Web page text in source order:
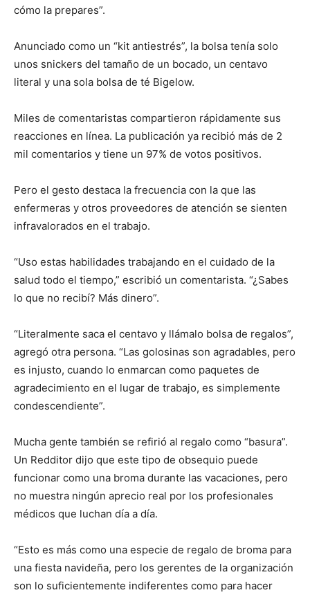
cómo la prepares”.
Anunciado como un “kit antiestrés”, la bolsa tenía solo
unos snickers del tamaño de un bocado, un centavo
literal y una sola bolsa de té Bigelow.
Miles de comentaristas compartieron rápidamente sus
reacciones en línea. La publicación ya recibió más de 2
mil comentarios y tiene un 97% de votos positivos.
Pero el gesto destaca la frecuencia con la que las
enfermeras y otros proveedores de atención se sienten
infravalorados en el trabajo.
“Uso estas habilidades trabajando en el cuidado de la
salud todo el tiempo,” escribió un comentarista. “¿Sabes
lo que no recibí? Más dinero”.
“Literalmente saca el centavo y llámalo bolsa de regalos”,
agregó otra persona. “Las golosinas son agradables, pero
es injusto, cuando lo enmarcan como paquetes de
agradecimiento en el lugar de trabajo, es simplemente
condescendiente”.
Mucha gente también se refirió al regalo como “basura”.
Un Redditor dijo que este tipo de obsequio puede
funcionar como una broma durante las vacaciones, pero
no muestra ningún aprecio real por los profesionales
médicos que luchan día a día.
“Esto es más como una especie de regalo de broma para
una fiesta navideña, pero los gerentes de la organización
son lo suficientemente indiferentes como para hacer